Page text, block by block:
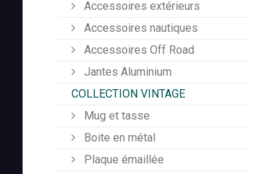
Accessoires extérieurs
Accessoires nautiques
Accessoires Off Road
Jantes Aluminium
COLLECTION VINTAGE
Mug et tasse
Boite en métal
Plaque émaillée